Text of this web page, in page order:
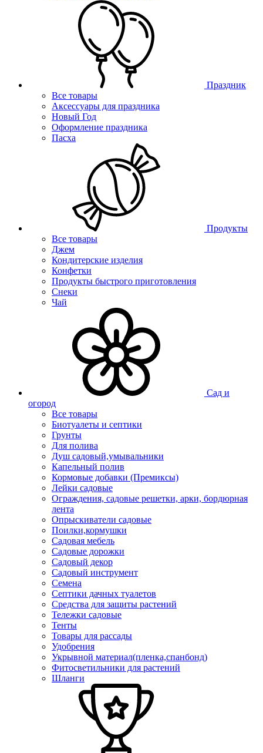
Праздник
Все товары
Аксессуары для праздника
Новый Год
Оформление праздника
Пасха
Продукты
Все товары
Джем
Кондитерские изделия
Конфетки
Продукты быстрого приготовления
Снеки
Чай
Сад и
огород
Все товары
Биотуалеты и септики
Грунты
Для полива
Душ садовый,умывальники
Капельный полив
Кормовые добавки (Премиксы)
Лейки садовые
Ограждения, садовые решетки, арки, бордюрная
лента
Опрыскиватели садовые
Поилки,кормушки
Садовая мебель
Садовые дорожки
Садовый декор
Садовый инструмент
Семена
Септики дачных туалетов
Средства для защиты растений
Тележки садовые
Тенты
Товары для рассады
Удобрения
Укрывной материал(пленка,спанбонд)
Фитосветильники для растений
Шланги